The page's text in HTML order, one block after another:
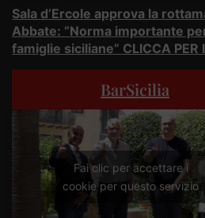
Sala d’Ercole approva la
Abbate: “Norma importante
famiglie siciliane” CLICCA PER
BarSicilia
Fai clic per accettare i
cookie per questo servizio